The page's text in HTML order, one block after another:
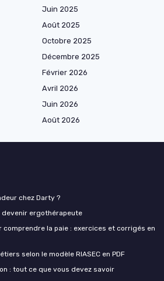
Juin 2025
Août 2025
Octobre 2025
Décembre 2025
Février 2026
Avril 2026
Juin 2026
Août 2026
chez Darty ?
ergothérapeute
la paie : exercices et corrigés en
selon le modèle RIASEC en PDF
: tout ce que vous devez savoir